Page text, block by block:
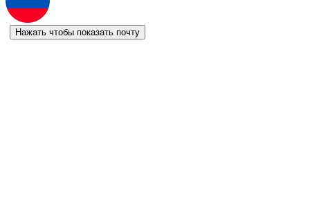
Нажать чтобы показать почту